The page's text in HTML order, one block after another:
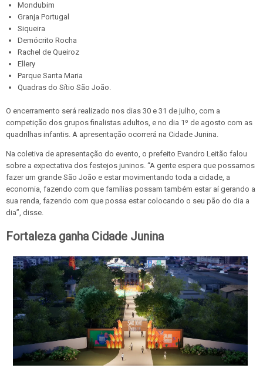
Mondubim
Granja Portugal
Siqueira
Demócrito Rocha
Rachel de Queiroz
Ellery
Parque Santa Maria
Quadras do Sítio São João.
O encerramento será realizado nos dias 30 e 31 de julho, com a
competição dos grupos finalistas adultos, e no dia 1º de agosto com as
quadrilhas infantis. A apresentação ocorrerá na Cidade Junina.
Na coletiva de apresentação do evento, o prefeito Evandro Leitão falou
sobre a expectativa dos festejos juninos. “A gente espera que possamos
fazer um grande São João e estar movimentando toda a cidade, a
economia, fazendo com que famílias possam também estar aí gerando a
sua renda, fazendo com que possa estar colocando o seu pão do dia a
dia”, disse.
Fortaleza ganha Cidade Junina